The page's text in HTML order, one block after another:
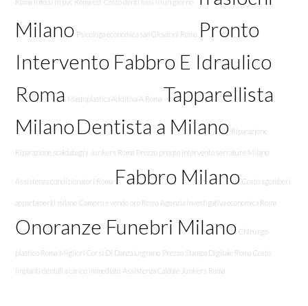
Milano Psicologa economica san Giovanni Roma Pronto
Intervento Fabbro E Idraulico
Roma Mastoplastica Additiva A Roma Tapparellista
MilanoDentista a Milano Riparazione
Riparazione scaldabagni Junkers Roma Prezzo pronto intervento serrature Milano
Assistenza condizionatori Roma Fabbro Milano Costo sgomberi
appartamenti milano Compro e vendo oro Roma Agenzia investigativa economica Roma
Onoranze Funebri Milano Chirurgo
plastico Roma Migliori Corsi Di Danza Legnano Prezzo Stampa Digitale Roma Costo
impianti dentali a carico immediato Assistenza Caldaie Junkers Roma